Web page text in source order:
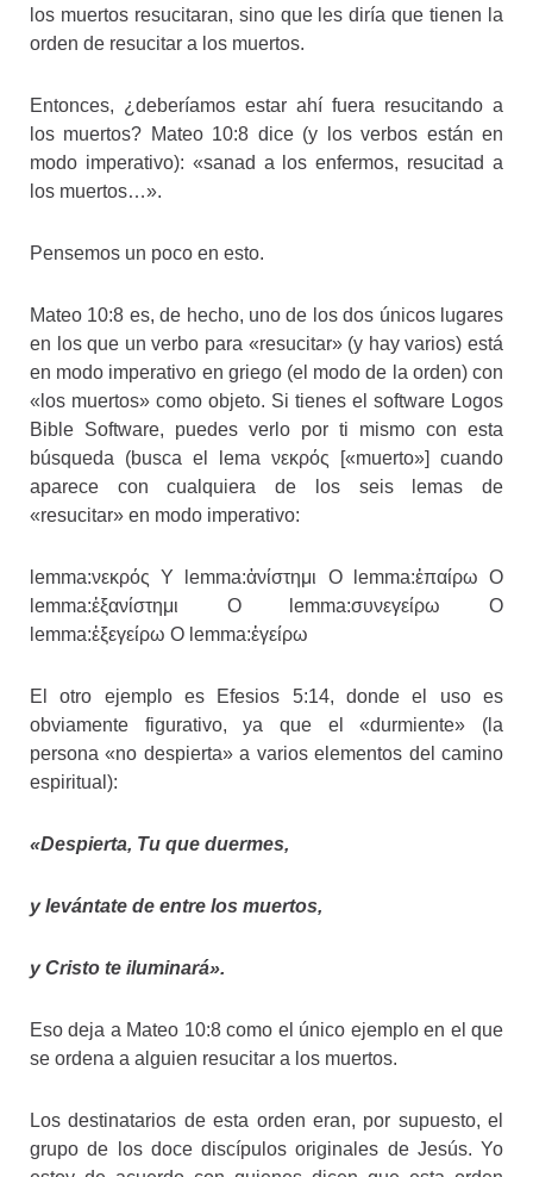
los muertos resucitaran, sino que les diría que tienen la
orden de resucitar a los muertos.
Entonces, ¿deberíamos estar ahí fuera resucitando a
los muertos? Mateo 10:8 dice (y los verbos están en
modo imperativo): «sanad a los enfermos, resucitad a
los muertos…».
Pensemos un poco en esto.
Mateo 10:8 es, de hecho, uno de los dos únicos lugares
en los que un verbo para «resucitar» (y hay varios) está
en modo imperativo en griego (el modo de la orden) con
«los muertos» como objeto. Si tienes el software Logos
Bible Software, puedes verlo por ti mismo con esta
búsqueda (busca el lema νεκρός [«muerto»] cuando
aparece con cualquiera de los seis lemas de
«resucitar» en modo imperativo:
lemma:νεκρός Y lemma:ἀνίστημι O lemma:ἐπαίρω O
lemma:ἐξανίστημι O lemma:συνεγείρω O
lemma:ἐξεγείρω O lemma:ἐγείρω
El otro ejemplo es Efesios 5:14, donde el uso es
obviamente figurativo, ya que el «durmiente» (la
persona «no despierta» a varios elementos del camino
espiritual):
«Despierta, Tu que duermes,
y levántate de entre los muertos,
y Cristo te iluminará».
Eso deja a Mateo 10:8 como el único ejemplo en el que
se ordena a alguien resucitar a los muertos.
Los destinatarios de esta orden eran, por supuesto, el
grupo de los doce discípulos originales de Jesús. Yo